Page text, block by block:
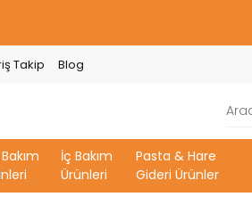
Takip Blog
Bakım
İç Bakım
Ürünleri
Pasta & Hare
Gideri Ürünler